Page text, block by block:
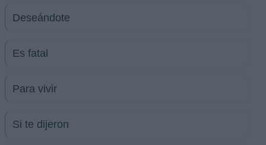
Deseándote
Es fatal
Para vivir
Si te dijeron